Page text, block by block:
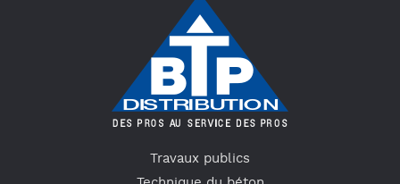
Travaux publics